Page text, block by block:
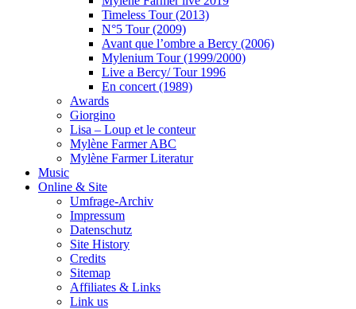
Timeless Tour (2013)
N°5 Tour (2009)
Avant que l’ombre a Bercy (2006)
Mylenium Tour (1999/2000)
Live a Bercy/ Tour 1996
En concert (1989)
Awards
Giorgino
Lisa – Loup et le conteur
Mylène Farmer ABC
Mylène Farmer Literatur
Music
Online & Site
Umfrage-Archiv
Impressum
Datenschutz
Site History
Credits
Sitemap
Affiliates & Links
Link us